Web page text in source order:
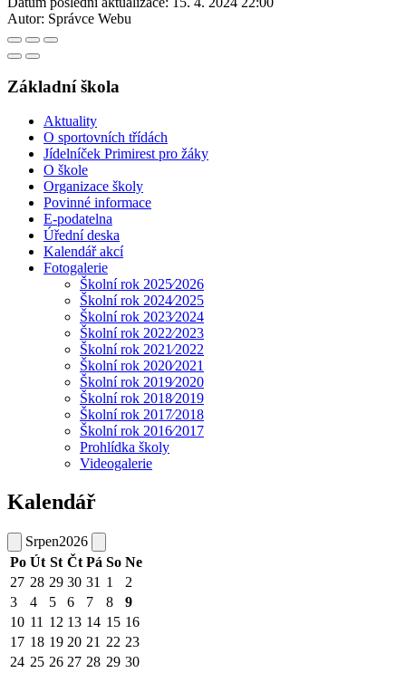
Autor: Správce Webu
Základní škola
Aktuality
O sportovních třídách
Jídelníček Primirest pro žáky
O škole
Organizace školy
Povinné informace
E-podatelna
Úřední deska
Kalendář akcí
Fotogalerie
Školní rok 2025⁄2026
Školní rok 2024⁄2025
Školní rok 2023⁄2024
Školní rok 2022⁄2023
Školní rok 2021⁄2022
Školní rok 2020⁄2021
Školní rok 2019⁄2020
Školní rok 2018⁄2019
Školní rok 2017⁄2018
Školní rok 2016⁄2017
Prohlídka školy
Videogalerie
Kalendář
Srpen2026
Po Út St Čt Pá So Ne
27 28 29 30 31 1
2
3
4 5 6 7 8
9
10 11 12 13 14 15 16
17 18 19 20 21 22 23
24 25 26 27 28 29 30